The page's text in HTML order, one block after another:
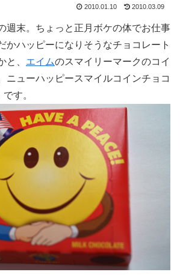
2010.01.10 2010.03.09
週末。ちょっと正月ボケの体でお仕事
かハッピーになりそうなチョコレート
と、 エイムのスマイリーマークのコイ
ニューハッピースマイルコインチョコ
す。